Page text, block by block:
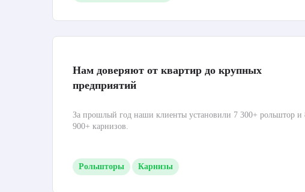
Нам доверяют от квартир до крупных
предприятий
За прошлый год наши клиенты установили 7 300+ рольштор и
900+ карнизов.
Рольшторы Карнизы